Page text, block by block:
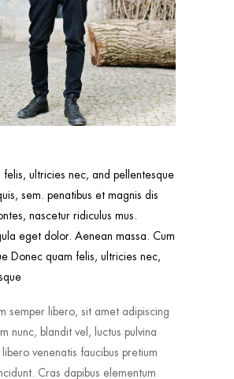
ultricies nec, and pellentesque
sem. penatibus et magnis dis
nascetur ridiculus mus.
eget dolor. Aenean massa. Cum
Donec quam felis, ultricies nec,
semper libero, sit amet adipiscing
nunc, blandit vel, luctus pulvina
venenatis faucibus pretium
Cras dapibus elementum